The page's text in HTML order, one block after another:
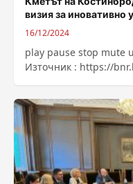
визия за иновативно
16/12/2024
play pause stop mute
Източник : https://
inovativno-